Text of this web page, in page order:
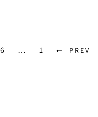
PREV
1
…